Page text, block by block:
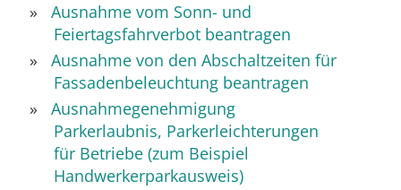
Ausnahme vom Sonn- und
Feiertagsfahrverbot beantragen
Ausnahme von den Abschaltzeiten für
Fassadenbeleuchtung beantragen
Ausnahmegenehmigung
Parkerlaubnis, Parkerleichterungen
für Betriebe (zum Beispiel
Handwerkerparkausweis)